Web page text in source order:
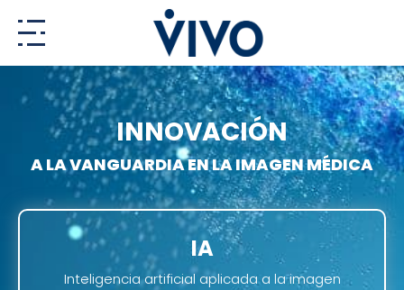
INNOVACIÓN
A LA VANGUARDIA EN LA IMAGEN MÉDICA
IA
Inteligencia artificial aplicada a la imagen